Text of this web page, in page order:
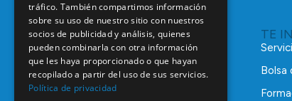
TE
Bolsa
tráfico. También compartimos información
sobre su uso de nuestro sitio con nuestros
socios de publicidad y análisis, quienes
pueden combinarla con otra información
que les haya proporcionado o que hayan
recopilado a partir del uso de sus servicios.
Política de privacidad